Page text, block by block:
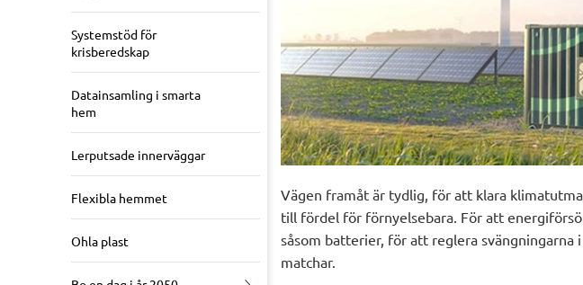
Systemstöd för
krisberedskap
Datainsamling i smarta
hem
Lerputsade innerväggar
Flexibla hemmet
Ohla plast
Vägen framåt är tydlig, för att klara
till fördel för förnyelsebara. För att
såsom batterier, för att reglera
matchar.